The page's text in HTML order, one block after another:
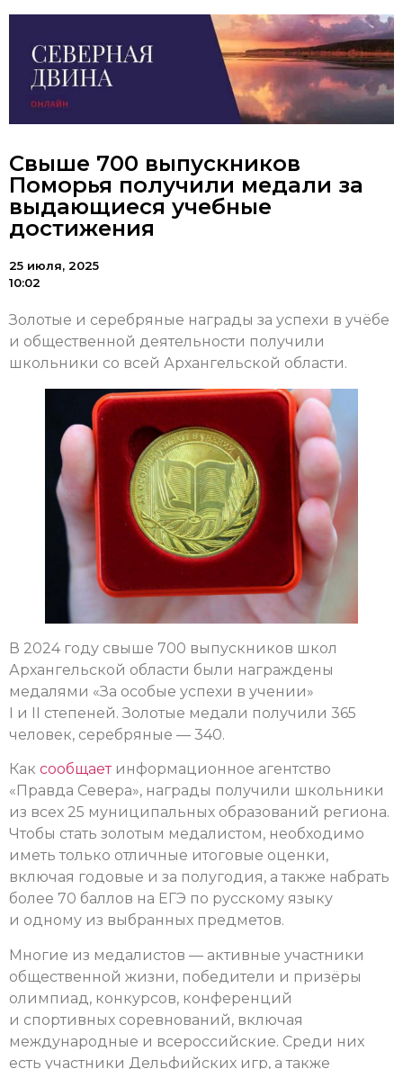
Свыше 700 выпускников
Поморья получили медали за
выдающиеся учебные
достижения
25 июля, 2025
10:02
Золотые и серебряные награды за успехи в учёбе
и общественной деятельности получили
школьники со всей Архангельской области.
В 2024 году свыше 700 выпускников школ
Архангельской области были награждены
медалями «За особые успехи в учении»
I и II степеней. Золотые медали получили 365
человек, серебряные — 340.
Как сообщаетинформационное агентство
«Правда Севера», награды получили школьники
из всех 25 муниципальных образований региона.
Чтобы стать золотым медалистом, необходимо
иметь только отличные итоговые оценки,
включая годовые и за полугодия, а также набрать
более 70 баллов на ЕГЭ по русскому языку
и одному из выбранных предметов.
Многие из медалистов — активные участники
общественной жизни, победители и призёры
олимпиад, конкурсов, конференций
и спортивных соревнований, включая
международные и всероссийские. Среди них
есть участники Дельфийских игр, а также